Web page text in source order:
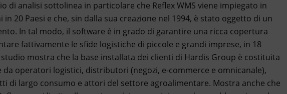
di analisi sottolinea in particolare che Reflex WMS viene impiegato in
in 20 Paesi e che, sin dalla sua creazione nel 1994, è stato oggetto di un
In tal modo, il software è in grado di garantire una ricca copertura
fattivamente le sfide logistiche di piccole e grandi imprese, in 18
mostra che la base installata dei clienti di Hardis Group è costituita
operatori logistici, distributori (negozi, e-commerce e omnicanale),
di largo consumo e attori del settore agroalimentare. Mostra anche che